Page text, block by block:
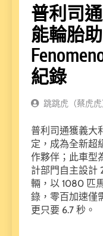
普利司
能輪胎
紀錄
跳跳虎（蔡虎虎
普利司通獲義大
定，成為全新超
作夥伴；此車型
計部門自主設計
輛，以 1080 匹
錄，零百加速僅
更只要 6.7 秒。